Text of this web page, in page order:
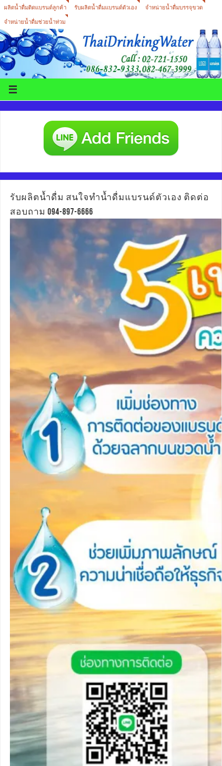
ผลิตน้ำดื่มติดแบรนด์ลูกค้า รับผลิตน้ำดื่มแบรนด์ตัวเอง
จำหน่ายน้ำดื่มบรรจุขวด
จำหน่ายน้ำดื่มช่วยน้ำท่วม
รับผลิตน้ำดื่ม สนใจทำน้ำดื่มแบรนด์ตัวเอง ติดต่อ
สอบถาม 094-897-6666